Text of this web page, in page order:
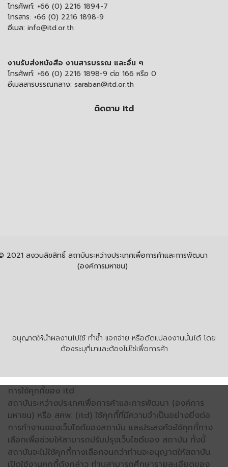
โทรศัพท์: +66 (0) 2216 1894-7
โทรสาร: +66 (0) 2216 1898-9
อีเมล: info@itd.or.th
งานรับส่งหนังสือ งานสารบรรณ และอื่น ๆ
โทรศัพท์: +66 (0) 2216 1898-9 ต่อ 166 หรือ 0
อีเมลสารบรรณกลาง: saraban@itd.or.th
ติดตาม itd
อนุญาตให้นำผลงานไปใช้ ทำซ้ำ แจกจ่าย หรือดัดแปลงงานนั้นได้ โดย
ต้องระบุที่มาและต้องไม่ใช่เพื่อการค้า
2021 สงวนลิขสิทธิ์ สถาบันระหว่างประเทศเพื่อการค้าและการพัฒนา
(องค์การมหาชน)
การใช้คุกกี้ของ itd
สถาบันระหว่างประเทศเพื่อการค้าและการพัฒนา (องค์การ
มหาชน) หรือ สคพ. (itd) ใช้คุกกี้ที่มีความจำเป็นอย่างยิ่งต่อ
การทำงานของเว็บไซต์ของสถาบัน และประสงค์จะใช้คุกกี้ทาง
เลือกเพื่อช่วยให้สามารถปรับปรุงเว็บไซต์ของ สถาบัน ทั้งนี้
สถาบันจะไม่ใช้คุกกี้ทางเลือกจนกว่าท่านจะอนุญาตให้สถาบัน
เปิดใช้งานคุกกี้ดังกล่าว ท่านสามารถศึกษารายละเอียดของ